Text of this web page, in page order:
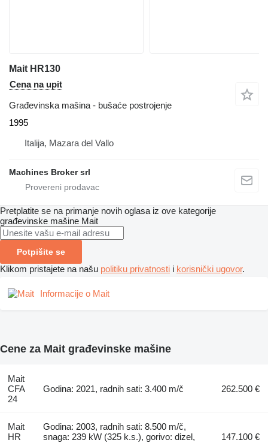
Mait HR130
Cena na upit
Građevinska mašina - bušaće postrojenje
1995
Italija, Mazara del Vallo
Machines Broker srl
Pretplatite se na primanje novih oglasa iz ove kategorije
građevinske mašine Mait
Potpišite se
Klikom pristajete na našu politiku privatnosti i korisnički ugovor.
Informacije o Mait
Cene za Mait građevinske mašine
Mait
CFA
24
Godina: 2021, radnih sati: 3.400 m/č 262.500 €
Mait
HR
Godina: 2003, radnih sati: 8.500 m/č,
snaga: 239 kW (325 k.s.), gorivo: dizel,
147.100 €